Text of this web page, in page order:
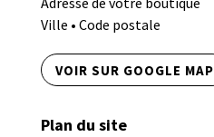
Ville • Code postale
VOIR SUR GOOGLE MAP
Plan du site